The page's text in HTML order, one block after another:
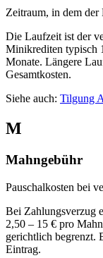
Zeitraum, in dem
Die Laufzeit ist der
Minikrediten typisch
Monate. Längere
Gesamtkosten.
Siehe auch: Tilgung
M
Mahngebühr
Pauschalkosten bei
Bei Zahlungsverzug
2,50 – 15 € pro
gerichtlich begrenzt.
Eintrag.